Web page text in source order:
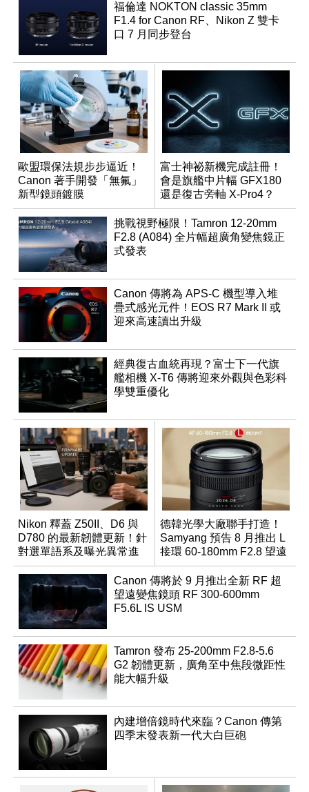
福倫達 NOKTON classic 35mm
F1.4 for Canon RF、Nikon Z 雙卡
口 7 月同步登台
歐盟環保法規步步逼近！
Canon 著手開發「無氟」
新型鏡頭鍍膜
富士神祕新機完成註冊！
會是旗艦中片幅 GFX180
還是復古旁軸 X-Pro4？
挑戰視野極限！Tamron 12-20mm
F2.8 (A084) 全片幅超廣角變焦鏡正
式發表
Canon 傳將為 APS-C 機型導入堆
疊式感光元件！EOS R7 Mark II 或
迎來高速讀出升級
經典復古血統再現？富士下一代旗
艦相機 X-T6 傳將迎來外觀與色彩科
學雙重優化
Nikon 釋蓋 Z50II、D6 與
D780 的最新韌體更新！針
對選單語系及曝光異常進
行修復
德韓光學大廠聯手打造！
Samyang 預告 8 月推出 L
接環 60-180mm F2.8 望遠
變焦鏡
Canon 傳將於 9 月推出全新 RF 超
望遠變焦鏡頭 RF 300-600mm
F5.6L IS USM
Tamron 發布 25-200mm F2.8-5.6
G2 韌體更新，廣角至中焦段微距性
能大幅升級
內建增倍鏡時代來臨？Canon 傳第
四季末發表新一代大白巨砲